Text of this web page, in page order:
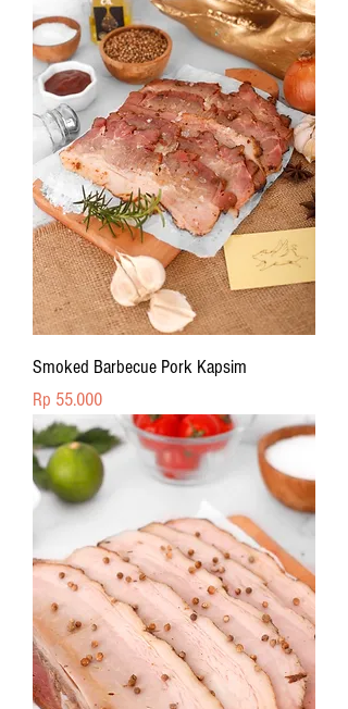
Smoked Barbecue Pork Kapsim
Price
Rp 55.000